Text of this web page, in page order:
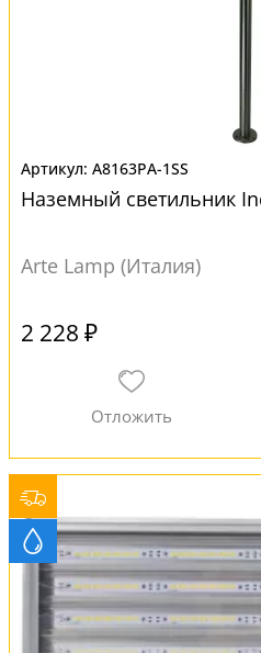
A8163PA-1SS
Наземный светильник
Arte Lamp (Италия)
2 228 ₽